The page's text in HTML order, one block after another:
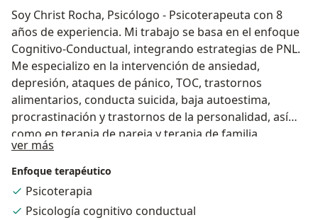
Soy Christ Rocha, Psicólogo - Psicoterapeuta con 8
años de experiencia. Mi trabajo se basa en el enfoque
Cognitivo-Conductual, integrando estrategias de PNL.
Me especializo en la intervención de ansiedad,
depresión, ataques de pánico, TOC, trastornos
alimentarios, conducta suicida, baja autoestima,
procrastinación y trastornos de la personalidad, así
como en terapia de pareja y terapia de familia,
promoviendo procesos de cambio psicológico
efectivos y sostenibles.
ver más
Enfoque terapéutico
Psicoterapia
Psicología cognitivo conductual